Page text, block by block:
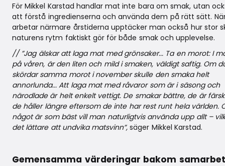
För Mikkel Karstad handlar mat inte bara om smak, utan
att förstå ingredienserna och använda dem på rätt sätt.
arbetar närmare årstiderna upptäcker man också hur stor
naturens rytm faktiskt gör för både smak och upplevelse.
// ”Jag älskar att laga mat med grönsaker... Ta en morot: I
på våren, är den liten och mild i smaken, väldigt saftig. Om
skördar samma morot i november skulle den smaka helt
annorlunda... Att laga mat med råvaror som är i säsong och
närodlade är helt enkelt vettigt. De smakar bättre, de är
de håller längre eftersom de inte har rest runt hela världen.
något är som bäst vill man naturligtvis använda upp allt –
det lättare att undvika matsvinn”, säger Mikkel Karstad.
Gemensamma värderingar bakom